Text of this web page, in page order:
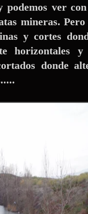
ver
mineras.
y cortes
horizontales
donde